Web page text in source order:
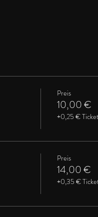
Preis
10,00 €
+0,25 €
Preis
14,00 €
+0,35 €